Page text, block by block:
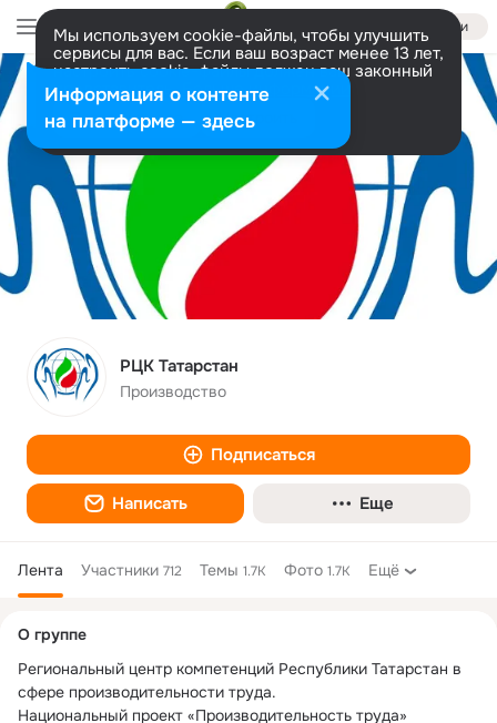
Войти
Мы используем cookie-файлы, чтобы улучшить
сервисы для вас. Если ваш возраст менее 13 лет,
настроить cookie-файлы должен ваш законный
представитель. Больше информации
Разрешить все Настроить
РЦК Татарстан
Производство
Подписаться
Написать Еще
Лента Участники 712 Темы 1.7K Фото 1.7K Ещё
колонка
О группе
Региональный центр компетенций Республики Татарстан в
сфере производительности труда.
Национальный проект «Производительность труда»
Информация о контенте
на платформе — здесь